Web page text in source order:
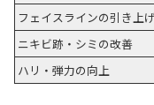
フェイスラインの引き上げ
ニキビ跡・シミの改善
ハリ・弾力の向上